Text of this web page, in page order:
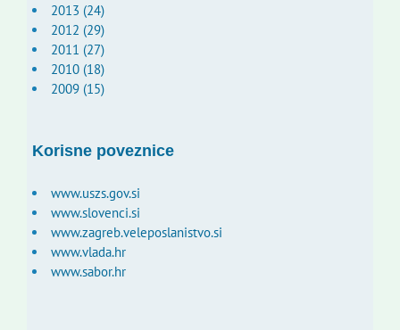
2013 (24)
2012 (29)
2011 (27)
2010 (18)
2009 (15)
Korisne poveznice
www.uszs.gov.si
www.slovenci.si
www.zagreb.veleposlanistvo.si
www.vlada.hr
www.sabor.hr